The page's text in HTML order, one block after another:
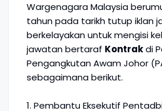
Wargenagara Malaysia
tahun pada tarikh tutup iklan
berkelayakan untuk mengisi
jawatan bertaraf Kontrakdi
Pengangkutan Awam Johor
sebagaimana berikut.
1. Pembantu Eksekutif